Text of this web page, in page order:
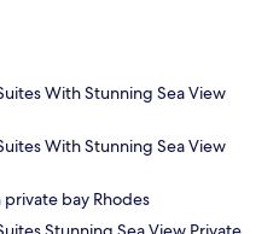
With Stunning Sea View
With Stunning Sea View
bay Rhodes